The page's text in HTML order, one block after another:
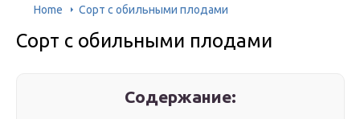
Home Сорт с обильными плодами
Сорт с обильными плодами
Содержание: